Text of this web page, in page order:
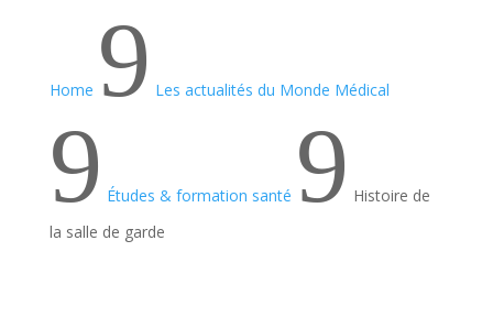
Home 9 Les actualités du Monde Médical
9 Études & formation santé 9 Histoire de
la salle de garde